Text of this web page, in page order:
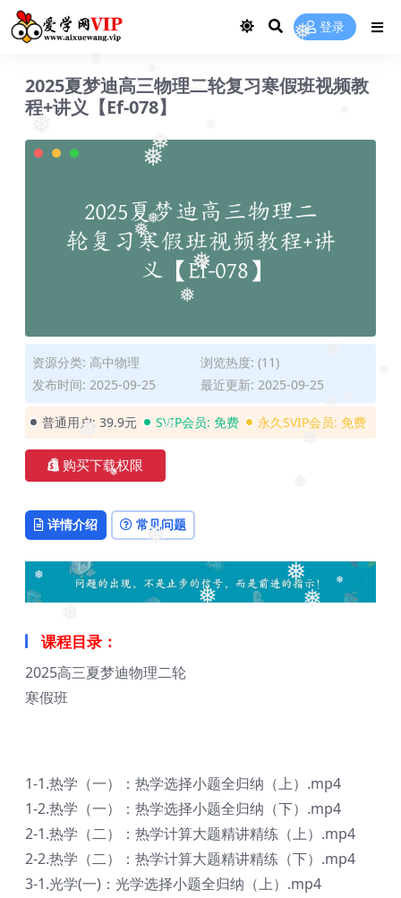
❅
❅
❅
❅
❅
❅
❅
❅
❅
❅
❅
❅
❅
❅
❅ ❅
❅
❅
登录
2025夏梦迪高三物理二轮复习寒假班视频教
程+讲义【Ef-078】
资源分类: 高中物理
浏览热度: (11)
发布时间: 2025-09-25
最近更新: 2025-09-25
普通用户: 39.9元 SVIP会员: 免费 永久SVIP会员: 免费
购买下载权限
详情介绍 常见问题
课程目录：
2025高三夏梦迪物理二轮
寒假班
1-1.热学（一）：热学选择小题全归纳（上）.mp4
1-2.热学（一）：热学选择小题全归纳（下）.mp4
2-1.热学（二）：热学计算大题精讲精练（上）.mp4
2-2.热学（二）：热学计算大题精讲精练（下）.mp4
3-1.光学(一)：光学选择小题全归纳（上）.mp4